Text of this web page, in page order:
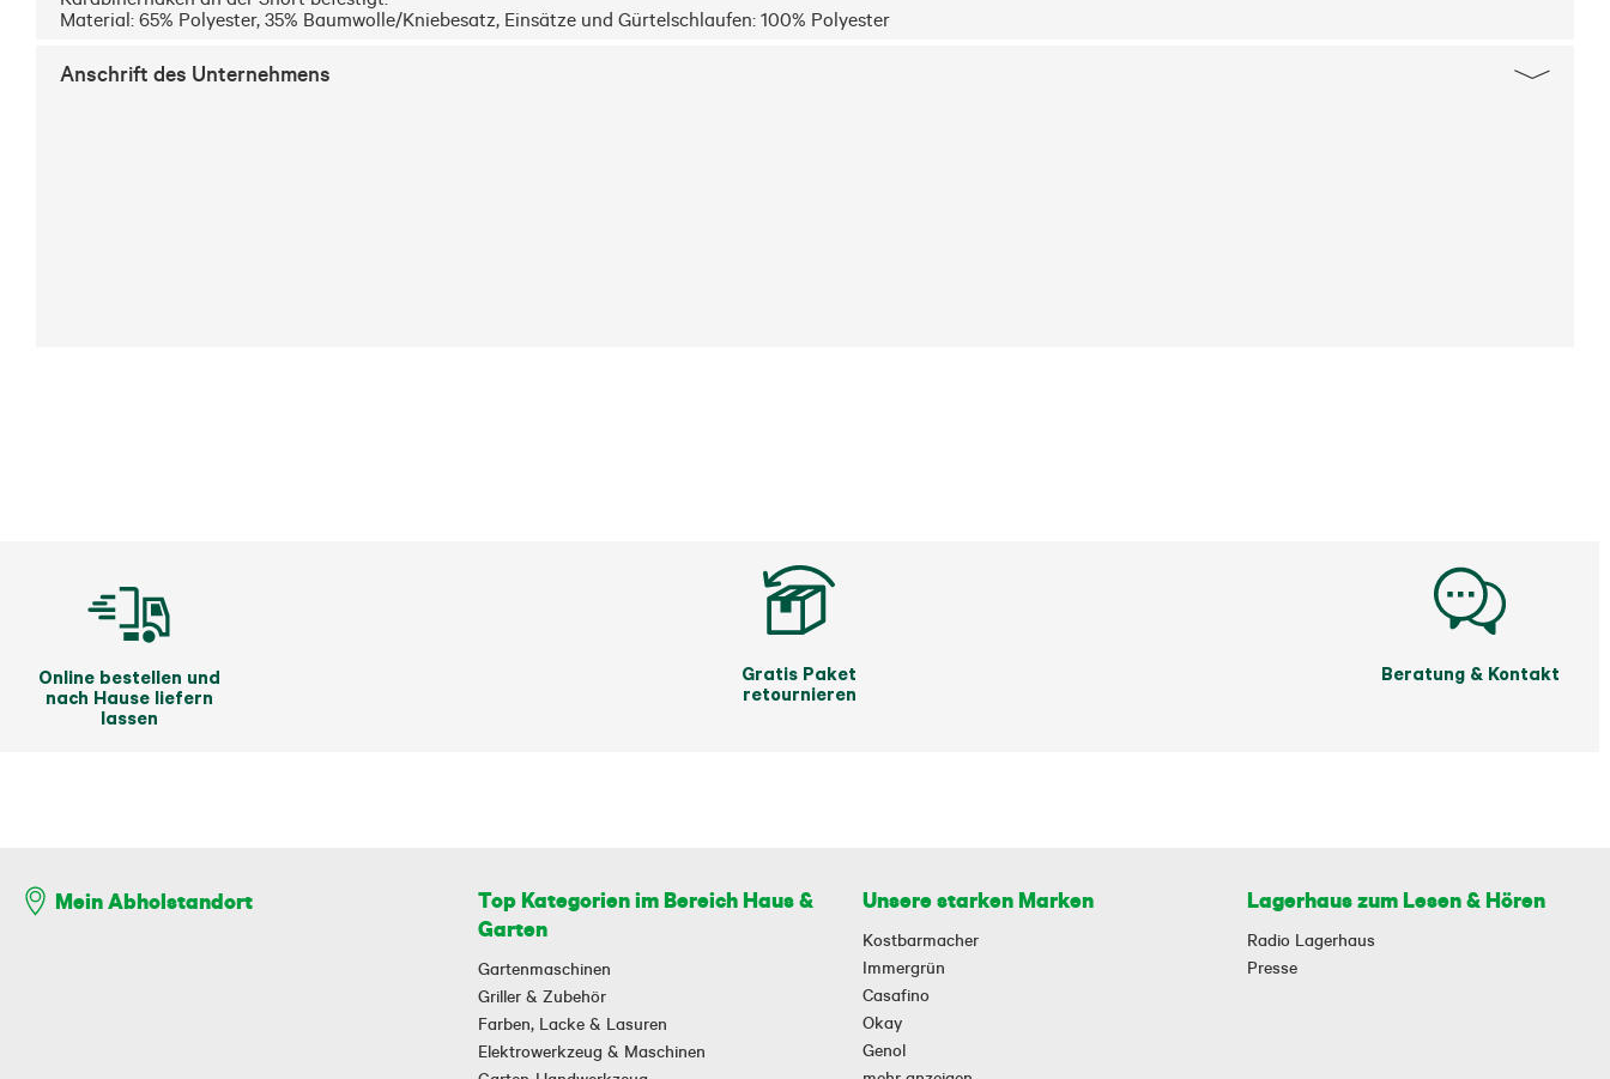
Material: 65% Polyester, 35% Baumwolle/Kniebesatz, Einsätze und Gürtelschlaufen: 100% Polyester
Anschrift des Unternehmens
Online bestellen und
nach Hause liefern
lassen
Gratis Paket
retournieren
Beratung & Kontakt
Mein Abholstandort
Top Kategorien im Bereich Haus &
Garten
Gartenmaschinen
Griller & Zubehör
Farben, Lacke & Lasuren
Elektrowerkzeug & Maschinen
Unsere starken Marken
Kostbarmacher
Immergrün
Casafino
Okay
Genol
Lagerhaus zum Lesen & Hören
Radio Lagerhaus
Presse